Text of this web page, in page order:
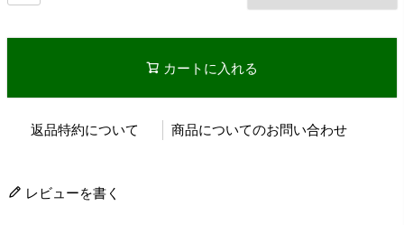
カートに入れる
返品特約について 商品についてのお問い合わせ
レビューを書く